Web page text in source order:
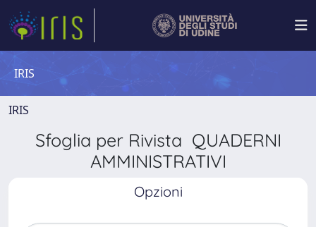
IRIS
IRIS
Sfoglia per Rivista QUADERNI
AMMINISTRATIVI
Opzioni